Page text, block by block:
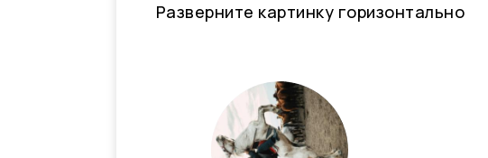
Разверните картинку горизонтально